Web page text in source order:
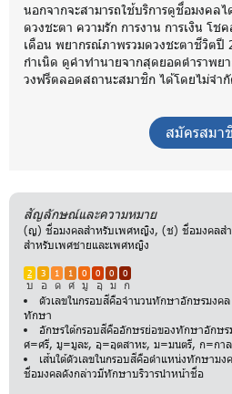
นอกจากจะสามารถใช้บริการดูชื่อมงคล
ดวงชะตา ความรัก การงาน การเงิน โ
เดือน พยากรณ์ภาพรวมดวงชะตาชีวิต
กำเนิด ดูคำทำนายจากสุดยอดตำราพย
วงฟรีตลอดสถานะสมาชิก ได้โดยไม่จำ
สมัครสมา
สัญลักษณ์และความหมาย
(ญ) ชื่อมงคลสำหรับเพศหญิง, (ช) ชื่อมงคลส
สำหรับเพศชายและเพศหญิง
2 3 1 1 0 0 0 0
บ อ ด ศ มู อุ ม ก
ตัวเลขในกรอบสีคือจำนวนทักษาอักษรมงค
ทักษา
อักษรใต้กรอบสีคืออักษรย่อของทักษาอักษ
ศ=ศรี, มู=มูละ, อุ=อุตสาหะ, ม=มนตรี, ก=กา
เส้นใต้ตัวเลขในกรอบสีคือตำแหน่งทักษาม
ชื่อมงคลดังกล่าวมีทักษาบริวารนำหน้าชื่อ